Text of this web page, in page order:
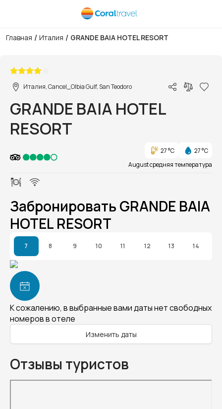
Главная / Италия / GRANDE BAIA HOTEL RESORT
Италия, Cancel_Olbia Gulf, San Teodoro
GRANDE BAIA HOTEL
RESORT
27 °C
27 °C
August средняя температура
Забронировать GRANDE BAIA
HOTEL RESORT
7 8 9 10 11 12 13 14
К сожалению, в выбранные вами даты нет свободных
номеров в отеле
Изменить даты
Отзывы туристов